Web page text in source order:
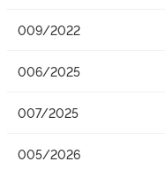
009/2022
006/2025
007/2025
005/2026